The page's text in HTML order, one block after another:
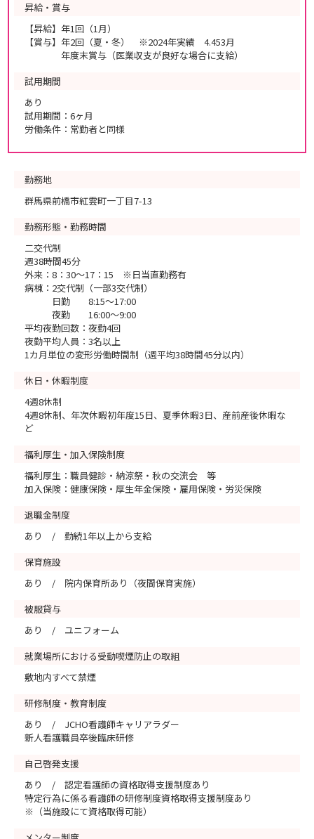
昇給・賞与
【昇給】年1回（1月）
【賞与】年2回（夏・冬） ※2024年実績 4.453月
年度末賞与（医業収支が良好な場合に支給）
試用期間
あり
試用期間：6ヶ月
労働条件：常勤者と同様
勤務地
群馬県前橋市紅雲町一丁目7-13
勤務形態・勤務時間
二交代制
週38時間45分
外来：8：30～17：15 ※日当直勤務有
病棟：2交代制（一部3交代制）
日勤 8:15～17:00
夜勤 16:00～9:00
平均夜勤回数：夜勤4回
夜勤平均人員：3名以上
1カ月単位の変形労働時間制（週平均38時間45分以内）
休日・休暇制度
4週8休制
4週8休制、年次休暇初年度15日、夏季休暇3日、産前産後休暇な
ど
福利厚生・加入保険制度
福利厚生：職員健診・納涼祭・秋の交流会 等
加入保険：健康保険・厚生年金保険・雇用保険・労災保険
退職金制度
あり / 勤続1年以上から支給
保育施設
あり / 院内保育所あり（夜間保育実施）
被服貸与
あり / ユニフォーム
就業場所における受動喫煙防止の取組
敷地内すべて禁煙
研修制度・教育制度
あり / JCHO看護師キャリアラダー
新人看護職員卒後臨床研修
自己啓発支援
あり / 認定看護師の資格取得支援制度あり
特定行為に係る看護師の研修制度資格取得支援制度あり
※（当施設にて資格取得可能）